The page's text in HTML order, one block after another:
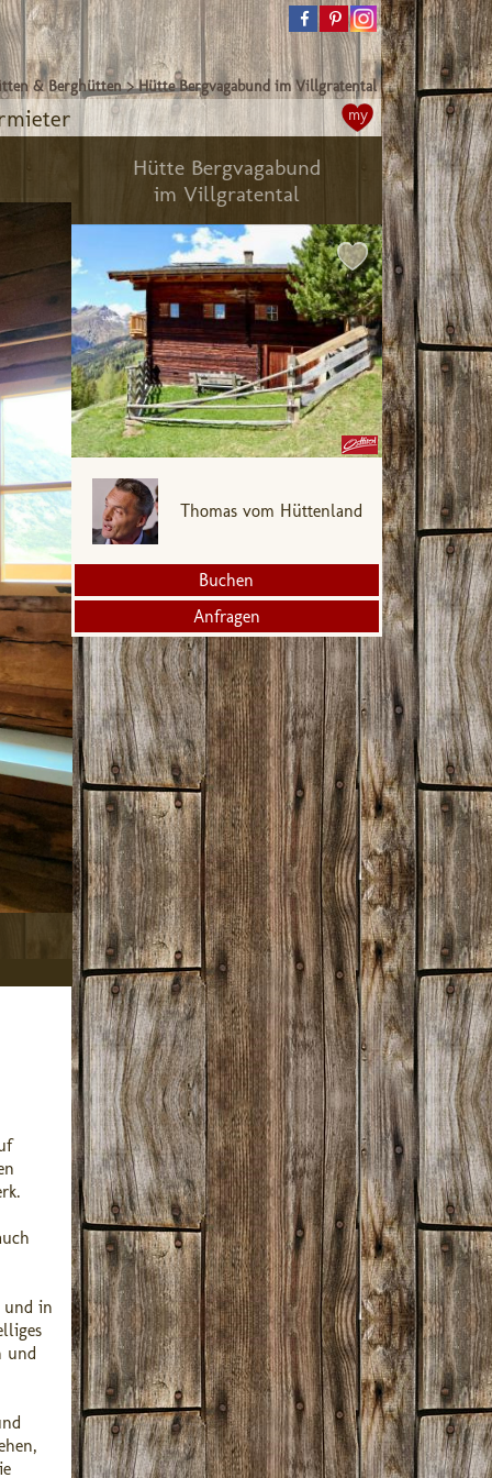
& Berghütten >Hütte Bergvagabund im Villgratental
my
und in
und
Hütte Bergvagabund
im Villgratental
Thomas vom Hüttenland
Buchen
Anfragen